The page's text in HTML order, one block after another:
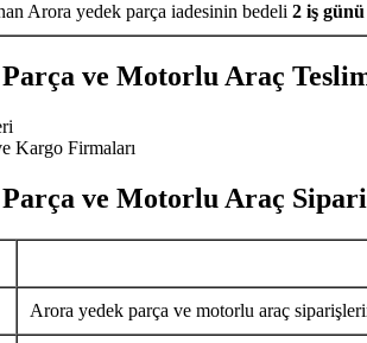
Arora yedek parça iadesinin bedeli 2 iş günü
ve Motorlu Araç
Kargo Firmaları
ve Motorlu Araç
Arora yedek parça ve motorlu araç